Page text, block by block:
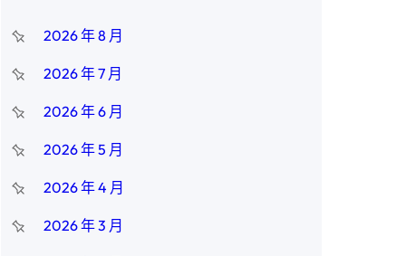
2026 年 8 月
2026 年 7 月
2026 年 6 月
2026 年 5 月
2026 年 4 月
2026 年 3 月